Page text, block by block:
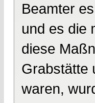
Beamter
und es die
diese
Grabstätte
waren,